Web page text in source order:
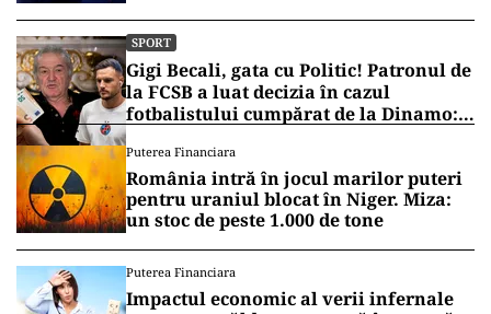
SPORT
Gigi Becali, gata cu Politic! Patronul de
la FCSB a luat decizia în cazul
fotbalistului cumpărat de la Dinamo:
Puterea Financiara
România intră în jocul marilor puteri
pentru uraniul blocat în Niger. Miza:
un stoc de peste 1.000 de tone
Puterea Financiara
Impactul economic al verii infernale